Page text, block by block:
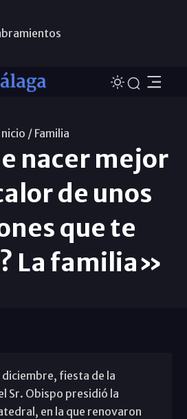
/ Familia
nacer mejor
de unos
que te
La familia»
fiesta de la
Sr. Obispo presidió la
en la que renovaron